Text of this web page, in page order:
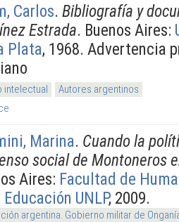
Carlos. Bibliografía y
Estrada. Buenos Aires:
Plata, 1968. Advertencia
intelectual
Autores argentinos
Marina. Cuando la
social de Montoneros
Aires: Facultad de
UNLP, 2009.
argentina. Gobierno militar de